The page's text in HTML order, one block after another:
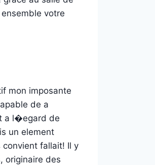
votre
mon imposante
de a
a l�egard de
un element
fallait! Il y
originaire des